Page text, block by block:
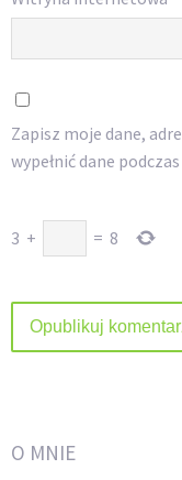
Zapisz moje dane,
wypełnić dane
3 + = 8
O MNIE